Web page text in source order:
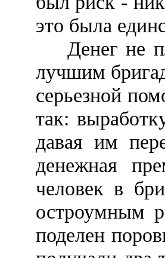
это была
Денег не
лучшим
серьезной
так:
давая им
денежная
человек в
остроумным
поделен